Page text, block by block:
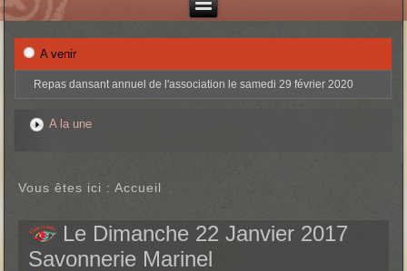
A venir
Repas dansant annuel de l'association le samedi 29 février 2020
A la une
Vous êtes ici :Accueil
Le Dimanche 22 Janvier 2017
Savonnerie Marinel